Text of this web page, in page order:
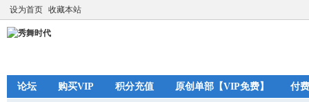
设为首页 收藏本站
论坛 购买VIP 积分充值 原创单部【VIP免费】 付